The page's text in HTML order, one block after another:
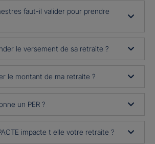
faut-il valider pour prendre
le versement de sa retraite ?
le montant de ma retraite ?
un PER ?
impacte t elle votre retraite ?